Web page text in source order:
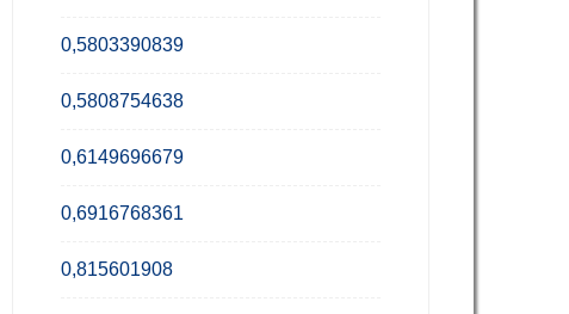
0,5803390839
0,5808754638
0,6149696679
0,6916768361
0,815601908